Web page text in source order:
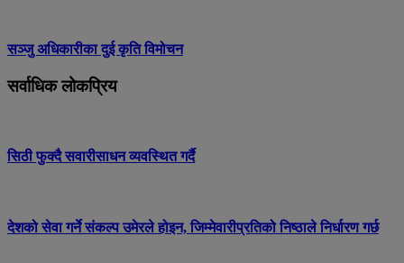
सञ्जु अधिकारीका दुई कृति विमोचन
सर्वाधिक लोकप्रिय
सिठी फुक्दै सवारीसाधन व्यवस्थित गर्दै
देशको सेवा गर्ने संकल्प उमेरले होइन, जिम्मेवारीप्रतिको निष्ठाले निर्धारण गर्छ